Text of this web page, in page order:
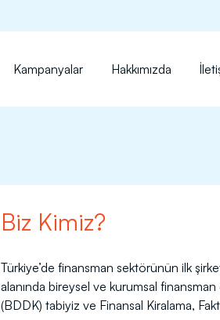
Kampanyalar Hakkımızda
Biz Kimiz?
Türkiye’de finansman sektörünün ilk
alanında bireysel ve kurumsal
(BDDK) tabiyiz ve Finansal Kiralama,